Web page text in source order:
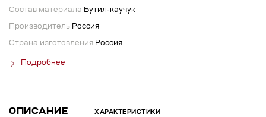
Состав материала Бутил-каучук
Производитель Россия
Страна изготовления Россия
Подробнее
ОПИСАНИЕ ХАРАКТЕРИСТИКИ